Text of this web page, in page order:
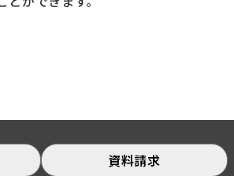
資料請求